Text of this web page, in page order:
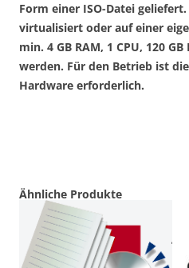
Form einer ISO-Datei
virtualisiert oder auf einer
min. 4 GB RAM, 1 CPU, 120
werden. Für den Betrieb ist
Hardware erforderlich.
Ähnliche Produkte